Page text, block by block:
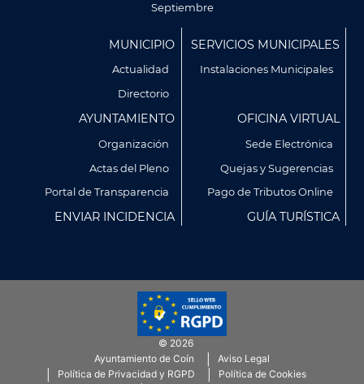
Utilizamos cookies propias y de terceros para analizar
nuestros servicios y mostrarte publicidad relacionada con
tus preferencias en base a un perfil elaborado a partir de tus
CONFIGURACIÓN DE COOKIES
Septiembre
MUNICIPIO
Actualidad
Directorio
SERVICIOS MUNICIPALES
Instalaciones Municipales
AYUNTAMIENTO
Organización
Actas del Pleno
Portal de Transparencia
OFICINA VIRTUAL
Sede Electrónica
Quejas y Sugerencias
Pago de Tributos Online
ENVIAR INCIDENCIA GUÍA TURÍSTICA
Menú
© 2026
Ayuntamiento de Coín
Aviso Legal
Política de Privacidad y RGPD
Política de Cookies